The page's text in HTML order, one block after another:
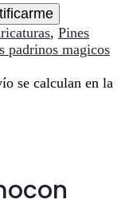
, Pines
padrinos magicos
se calculan en la